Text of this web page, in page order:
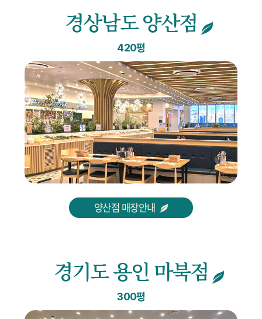
경상남도 양산점
420평
양산점 매장안내
경기도 용인 마북점
300평